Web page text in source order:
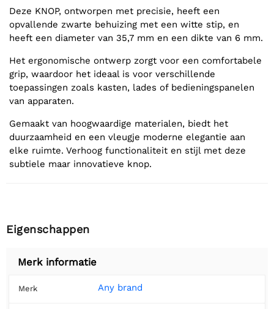
Deze KNOP, ontworpen met precisie, heeft een
opvallende zwarte behuizing met een witte stip, en
heeft een diameter van 35,7 mm en een dikte van 6 mm.
Het ergonomische ontwerp zorgt voor een comfortabele
grip, waardoor het ideaal is voor verschillende
toepassingen zoals kasten, lades of bedieningspanelen
van apparaten.
Gemaakt van hoogwaardige materialen, biedt het
duurzaamheid en een vleugje moderne elegantie aan
elke ruimte. Verhoog functionaliteit en stijl met deze
subtiele maar innovatieve knop.
Eigenschappen
Merk informatie
Merk Any brand